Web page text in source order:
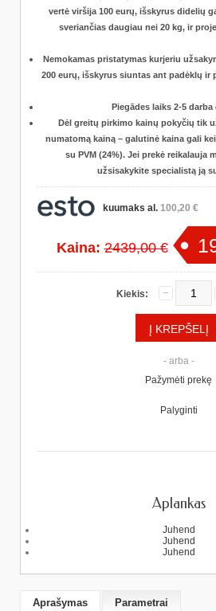
vertė viršija 100 eurų, išskyrus didelių
sveriančias daugiau nei 20 kg, ir
Nemokamas pristatymas kurjeriu
200 eurų, išskyrus siuntas ant padėklų ir
Piegādes laiks 2-5 darba
Dėl greitų pirkimo kainų pokyčių tik
numatomą kainą – galutinė kaina gali
su PVM (24%). Jei prekė reikalauja
užsisakykite specialistą ją
kuumaks al. 100,20 €
Kaina:2439,00 €
Kiekis:
- arba -
Pažymėti prekę
Palyginti
Aplankas
Juhend
Juhend
Juhend
Aprašymas Parametrai